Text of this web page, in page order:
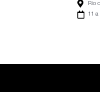
Rio
11 a